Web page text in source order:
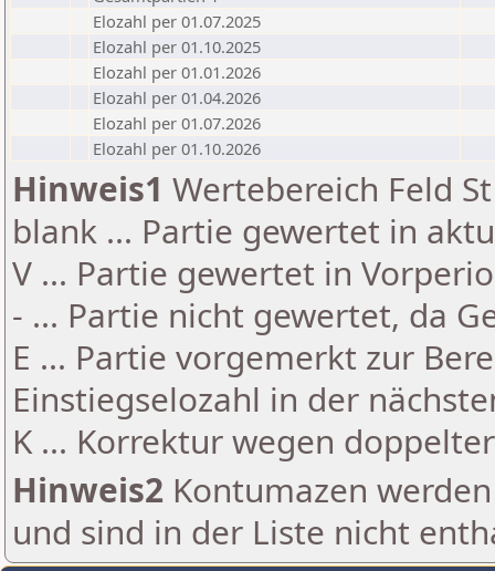
Elozahl per 01.07.2025
Elozahl per 01.10.2025
Elozahl per 01.01.2026
Elozahl per 01.04.2026
Elozahl per 01.07.2026
Elozahl per 01.10.2026
Hinweis1 Wertebereich Feld
blank ... Partie gewertet in
V ... Partie gewertet in
- ... Partie nicht gewertet, da
E ... Partie vorgemerkt zur
Einstiegselozahl in der
K ... Korrektur wegen
Hinweis2 Kontumazen
und sind in der Liste nicht